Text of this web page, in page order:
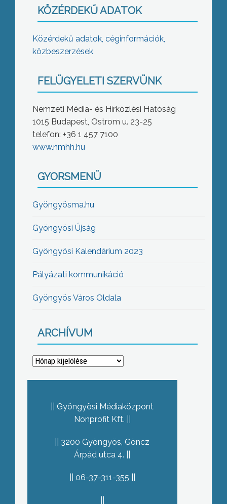
KÖZÉRDEKŰ ADATOK
Közérdekű adatok, céginformációk,
közbeszerzések
FELÜGYELETI SZERVÜNK
Nemzeti Média- és Hírközlési Hatóság
1015 Budapest, Ostrom u. 23-25
telefon: +36 1 457 7100
www.nmhh.hu
GYORSMENÜ
Gyöngyösma.hu
Gyöngyösi Újság
Gyöngyösi Kalendárium 2023
Pályázati kommunikáció
Gyöngyös Város Oldala
ARCHÍVUM
Archívum
Gyöngyösi Médiaközpont
Nonprofit Kft.
3200 Gyöngyös, Göncz
Árpád utca 4.
06-37-311-355